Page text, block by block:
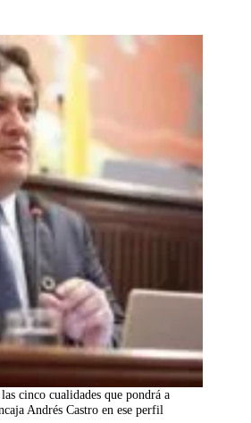
cinco cualidades que pondrá a
Andrés Castro en ese perfil